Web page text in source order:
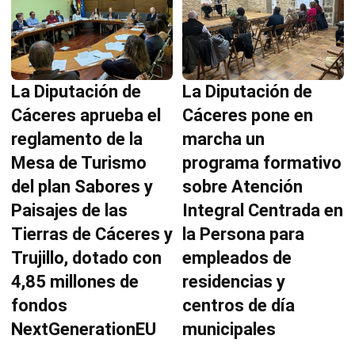
La Diputación de
Cáceres aprueba el
reglamento de la
Mesa de Turismo
del plan Sabores y
Paisajes de las
Tierras de Cáceres y
Trujillo, dotado con
4,85 millones de
fondos
NextGenerationEU
La Diputación de
Cáceres pone en
marcha un
programa formativo
sobre Atención
Integral Centrada en
la Persona para
empleados de
residencias y
centros de día
municipales